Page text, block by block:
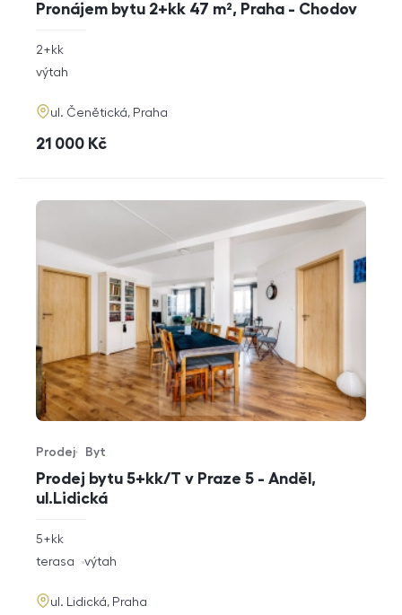
Pronájem bytu 2+kk 47 m², Praha - Chodov
rozměry
2+kk
funkce
výtah
adresa
ul. Čenětická, Praha
cena
21 000 Kč
Prodej bytu 5+kk/T v Praze 5 - Anděl,
ul.Lidická
Typ nabídky
Prodej
Typ nemovitosti
Byt
rozměry
dispozice
5+kk
funkce
terasa výtah
adresa
ul. Lidická, Praha